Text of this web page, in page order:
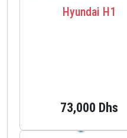
Hyundai H1
73,000 Dhs